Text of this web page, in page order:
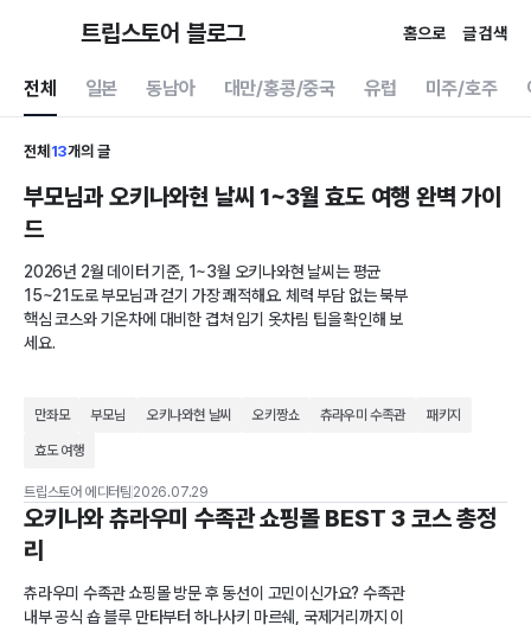
트립스토어 블로그 홈으로 글 검색
전체 일본 동남아 대만/홍콩/중국 유럽 미주/호주
전체 13개의 글
부모님과 오키나와현 날씨 1~3월 효도 여행 완벽 가이
드
2026년 2월 데이터 기준, 1~3월 오키나와현 날씨는 평균
15~21도로 부모님과 걷기 가장 쾌적해요. 체력 부담 없는 북부
핵심 코스와 기온차에 대비한 겹쳐 입기 옷차림 팁을 확인해 보
세요.
만좌모 부모님 오키나와현 날씨 오키짱쇼 츄라우미 수족관 패키지
효도 여행
트립스토어 에디터팀 2026.07.29
오키나와 츄라우미 수족관 쇼핑몰 BEST 3 코스 총정
리
츄라우미 수족관 쇼핑몰 방문 후 동선이 고민이신가요? 수족관
내부 공식 숍 블루 만타부터 하나사키 마르쉐, 국제거리까지 이